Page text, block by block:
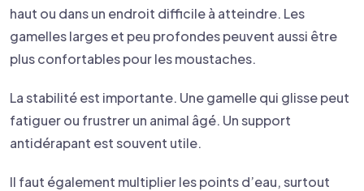
haut ou dans un endroit difficile à atteindre. Les
gamelles larges et peu profondes peuvent aussi être
plus confortables pour les moustaches.
La stabilité est importante. Une gamelle qui glisse peut
fatiguer ou frustrer un animal âgé. Un support
antidérapant est souvent utile.
Il faut également multiplier les points d’eau, surtout